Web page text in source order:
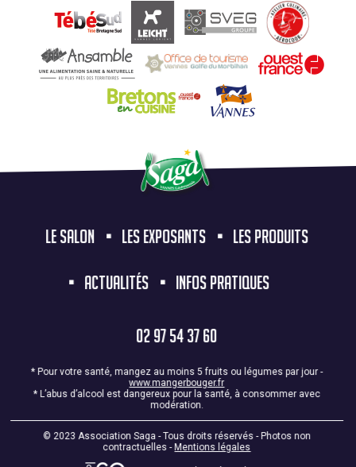
LE SALON LES EXPOSANTS LES PRODUITS
ACTUALITÉS INFOS PRATIQUES
02 97 54 37 60
* Pour votre santé, mangez au moins 5 fruits ou légumes par jour -
www.mangerbouger.fr
* L’abus d’alcool est dangereux pour la santé, à consommer avec
modération.
© 2023 Association Saga - Tous droits réservés - Photos non
contractuelles - Mentions légales